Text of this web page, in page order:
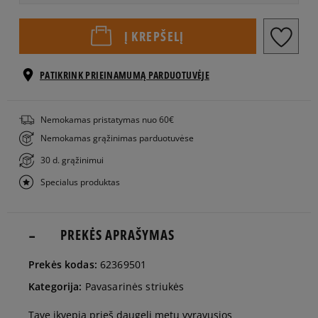
M
L
man
Pranešti
man
Į KREPŠELĮ
PATIKRINK PRIEINAMUMĄ PARDUOTUVĖJE
Nemokamas pristatymas nuo 60€
Nemokamas grąžinimas parduotuvėse
30 d. grąžinimui
Specialus produktas
PREKĖS APRAŠYMAS
Prekės kodas: 62369501
Kategorija: Pavasarinės striukės
Tave įkvepia prieš daugelį metų vyravusios